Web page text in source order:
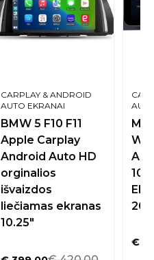
CARPLAY & ANDROID
AUTO EKRANAI
BMW 5 F10 F11
Apple Carplay
Android Auto HD
orginalios
išvaizdos
liečiamas ekranas
10.25″
€